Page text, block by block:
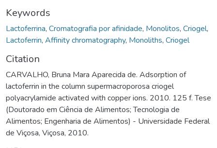
Keywords
Lactoferrina, Cromatografia por afinidade, Monolitos, Criogel,
Lactoferrin, Affinity chromatography, Monoliths, Criogel
Citation
CARVALHO, Bruna Mara Aparecida de. Adsorption of
lactoferrin in the column supermacroporosa criogel
polyacrylamide activated with copper ions. 2010. 125 f. Tese
(Doutorado em Ciência de Alimentos; Tecnologia de
Alimentos; Engenharia de Alimentos) - Universidade Federal
de Viçosa, Viçosa, 2010.